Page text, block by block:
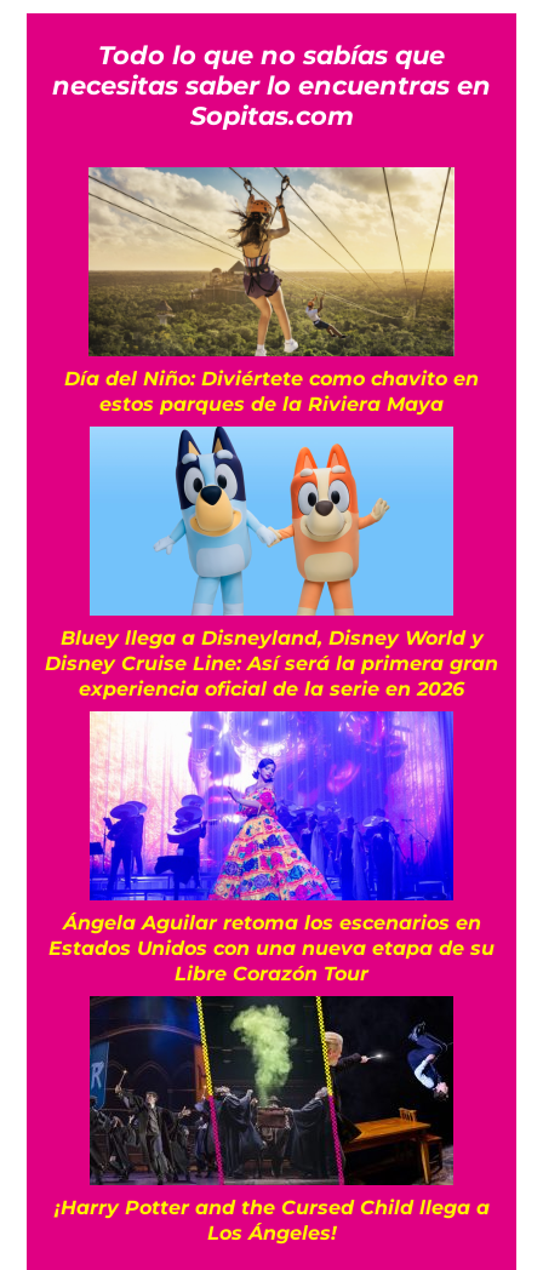
Todo lo que no sabías que
necesitas saber lo encuentras en
Sopitas.com
Día del Niño: Diviértete como chavito en
estos parques de la Riviera Maya
Bluey llega a Disneyland, Disney World y
Disney Cruise Line: Así será la primera gran
experiencia oficial de la serie en 2026
Ángela Aguilar retoma los escenarios en
Estados Unidos con una nueva etapa de su
Libre Corazón Tour
¡Harry Potter and the Cursed Child llega a
Los Ángeles!